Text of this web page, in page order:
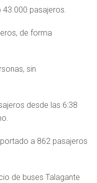
43.000 pasajeros.
de forma
sin
desde las 6:38
a 862 pasajeros
de buses Talagante